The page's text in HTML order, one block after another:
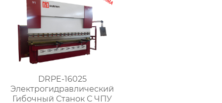
DRPE-16025
Электрогидравлический
Гибочный Станок С ЧПУ